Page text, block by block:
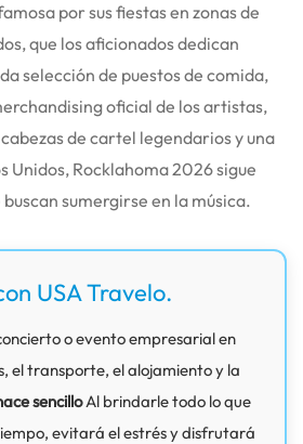
por sus fiestas en zonas de
que los aficionados dedican
selección de puestos de comida,
oficial de los artistas,
de cartel legendarios y una
Unidos, Rocklahoma 2026 sigue
sumergirse en la música.
USA Travelo.
o evento empresarial en
el transporte, el alojamiento y la
sencilloAl brindarle todo lo que
evitará el estrés y disfrutará